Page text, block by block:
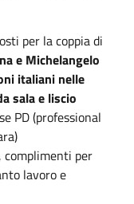
per la coppia di
e Michelangelo
italiani nelle
sala e liscio
PD (professional
complimenti per
lavoro e